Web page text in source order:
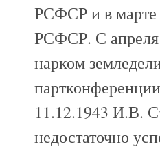
РСФСР и в марте
РСФСР. С апреля
нарком
11.12.1943 И.В.
недостаточно